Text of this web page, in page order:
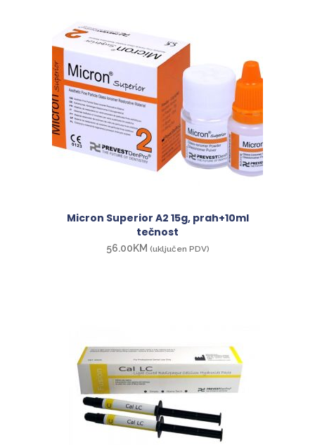
Micron Superior A2 15g, prah+10ml
tečnost
56.00KM (uključen PDV)